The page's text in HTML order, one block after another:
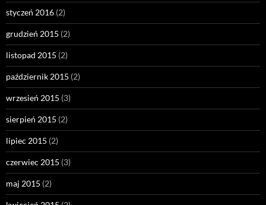
styczeń 2016 (2)
grudzień 2015 (2)
listopad 2015 (2)
październik 2015 (2)
wrzesień 2015 (3)
sierpień 2015 (2)
lipiec 2015 (2)
czerwiec 2015 (3)
maj 2015 (2)